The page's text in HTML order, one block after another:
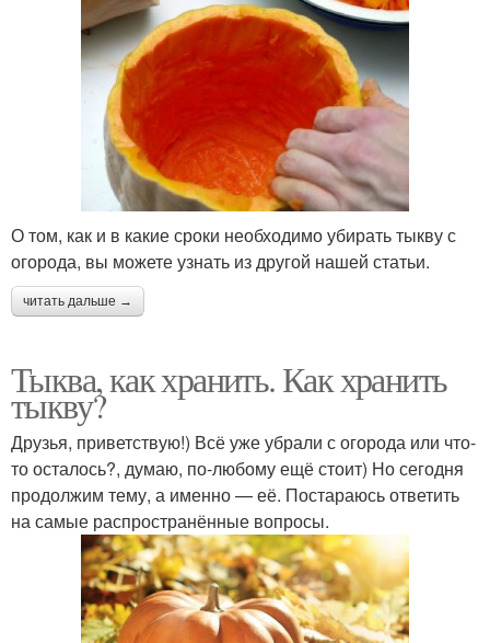
О том, как и в какие сроки необходимо убирать тыкву с
огорода, вы можете узнать из другой нашей статьи.
читать дальше →
Тыква, как хранить. Как хранить
тыкву?
Друзья, приветствую!) Всё уже убрали с огорода или что-
то осталось?, думаю, по-любому ещё стоит) Но сегодня
продолжим тему, а именно — её. Постараюсь ответить
на самые распространённые вопросы.